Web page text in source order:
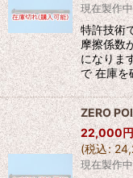
現在製作
特許技術
摩擦係数
になりま
で 在庫
ZERO
22,000円
(税込:
現在製作